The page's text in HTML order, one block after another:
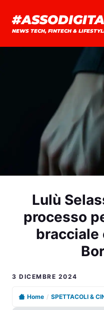
contenuto
NEWS TECH, FINTECH &
Lulù
processo
bracciale
3 DICEMBRE 2024
Home / SPETTACOLI &